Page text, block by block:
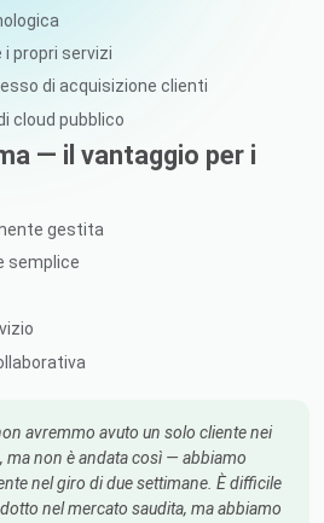
i propri servizi
di acquisizione clienti
cloud pubblico
— il vantaggio per i
gestita
semplice
avremmo avuto un solo cliente nei
ma non è andata così — abbiamo
nel giro di due settimane. È difficile
nel mercato saudita, ma abbiamo